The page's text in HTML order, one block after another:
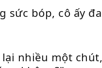
sức bóp, cô ấy
nhiều một